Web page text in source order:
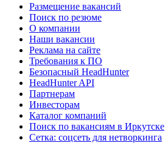
Размещение вакансий
Поиск по резюме
О компании
Наши вакансии
Реклама на сайте
Требования к ПО
Безопасный HeadHunter
HeadHunter API
Партнерам
Инвесторам
Каталог компаний
Поиск по вакансиям в Иркутске
Сетка: соцсеть для нетворкинга